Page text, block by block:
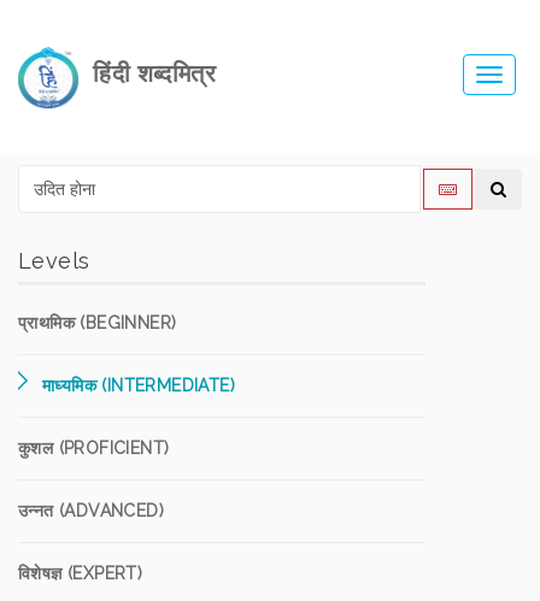
हिंदी शब्दमित्र
Levels
प्राथमिक (BEGINNER)
माध्यमिक (INTERMEDIATE)
कुशल (PROFICIENT)
उन्नत (ADVANCED)
विशेषज्ञ (EXPERT)